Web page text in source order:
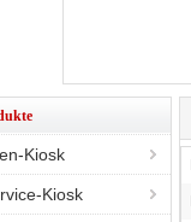
Kiosk
Kiosk